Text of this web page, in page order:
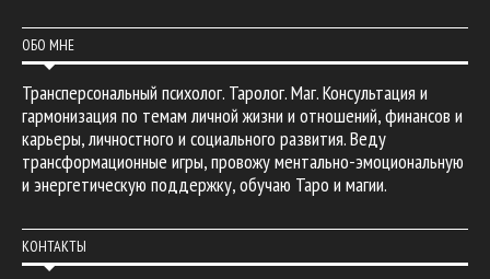
ОБО МНЕ
Трансперсональный психолог. Таролог. Маг. Консультация и
гармонизация по темам личной жизни и отношений, финансов и
карьеры, личностного и социального развития. Веду
трансформационные игры, провожу ментально-эмоциональную
и энергетическую поддержку, обучаю Таро и магии.
КОНТАКТЫ